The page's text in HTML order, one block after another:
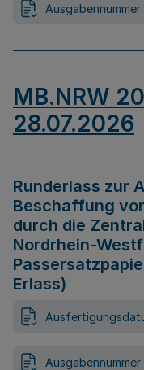
Ausgabennummer
MB.NRW
28.07.2026
Runderlass zur
Beschaffung
durch die
Nordrhein-
Erlass)
Ausgabennummer